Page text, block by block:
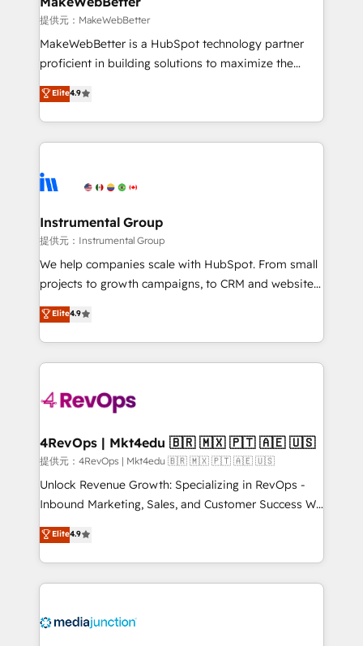
Secure: Soc2 compliant 🛡️ - Pricing: Implementations
starting at $1,5k 💵 - Speed: Launch in 14 days ⚡ -
Global: 75+ RPers across five continents 🌐 - Scale:
HubSpot Partner 🪴 - Sales Hub: More
implementations than any other Partner 💻 -
agency for an Ops problem. Don't hire a technical
agency for a growth problem. Hire a partner built to
提供元：MakeWebBetter
MakeWebBetter is a HubSpot technology partner
proficient in building solutions to maximize the
operational efficiency of HubSpot. The fastest-
growing tech-enabler & facilitator, MakeWebBetter,
hands you the blend of HubSpot expertise &
eminent solutions & integrations. Trust us to
Elite Partners with 10+ years of HubSpot experience
Premier Partner 2023 🌟5 HubSpot Accreditations 🌟
Won HubSpot Theme Challenge 2021 🌟INBOUND’19
HubSpot Rising Star Why us? Harnessing the full
potential of the powerful HubSpot CRM. ✔️A team of
HubSpot experience ✔️Flexible pricing models —
Hourly-fee (assigned one Dedicated HubSpot
requirement). ✔️Helped over 25,000+ customers so
far with our HubSpot solutions. ✔️Bespoke apps &
on-demand bundle services. Connect with us today!
Elite4.9
Instrumental Group
提供元：Instrumental Group
We help companies scale with HubSpot. From small
projects to growth campaigns, to CRM and websites.
Hire an agency that's experienced in every inch of
HubSpot and willing to work hand-in-hand with your
team to simplify the complex and build a better
experience for your team and customers.
Elite4.9
4RevOps | Mkt4edu 🇧🇷 🇲🇽 🇵🇹 🇦🇪 🇺🇸
提供元：4RevOps | Mkt4edu 🇧🇷 🇲🇽 🇵🇹 🇦🇪 🇺🇸
Unlock Revenue Growth: Specializing in RevOps -
Inbound Marketing, Sales, and Customer Success We
specialize in driving revenue growth for companies
across industries through tailored marketing, sales,
and customer success strategies, utilizing RevOps
methodologies. As Latin America's largest HubSpot
offer unparalleled insights. Operating in five
Elite4.9